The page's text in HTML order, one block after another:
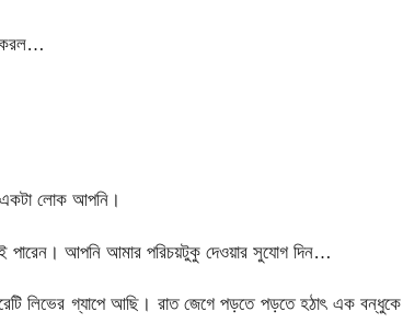
করল…
লোক আপনি।
পারেন। আপনি আমার পরিচয়টুকু দেওয়ার সুযোগ দিন…
লিভের গ্যাপে আছি। রাত জেগে পড়তে পড়তে হঠাৎ এক বন্ধুকে